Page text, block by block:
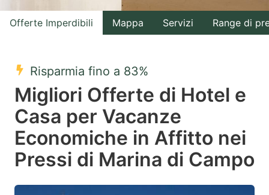
with
the
select
date.
Press
question
mark
with
the
a
date.
Press
the
question
mark
Offerte Imperdibili Mappa Servizi Range di
Risparmia fino a 83%
Migliori Offerte di Hotel e
Casa per Vacanze
Economiche in Affitto nei
Pressi di Marina di Campo